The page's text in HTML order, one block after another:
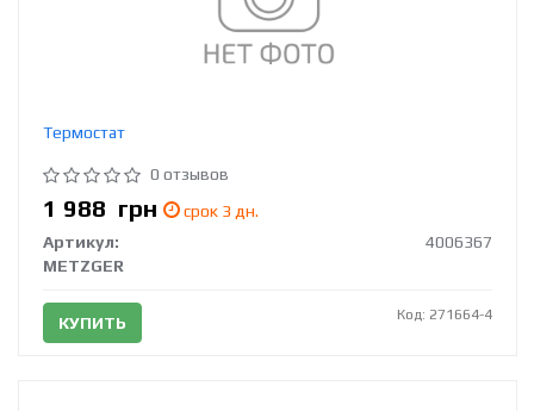
Термостат
0 отзывов
1 988 грн
срок 3 дн.
Артикул:
4006367
METZGER
КУПИТЬ Код: 271664-4